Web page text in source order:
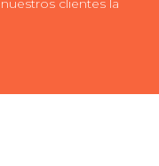
clientes la